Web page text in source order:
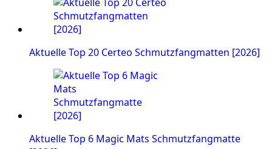
Aktuelle Top 20 Certeo Schmutzfangmatten [2026]
Aktuelle Top 6 Magic Mats Schmutzfangmatte